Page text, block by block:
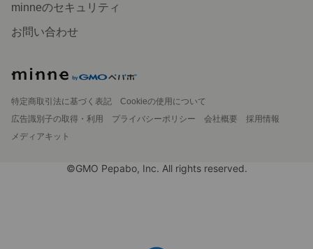
minneのセキュリティ
お問い合わせ
特定商取引法に基づく表記
Cookieの使用について
広告識別子の取得・利用
プライバシーポリシー 会社概要
採用情報
メディアキット
©GMO Pepabo, Inc. All rights reserved.